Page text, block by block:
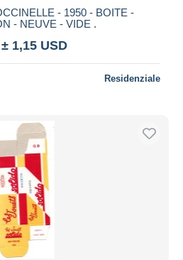
- 1950 - BOITE -
- NEUVE - VIDE .
± 1,15 USD
Residenziale